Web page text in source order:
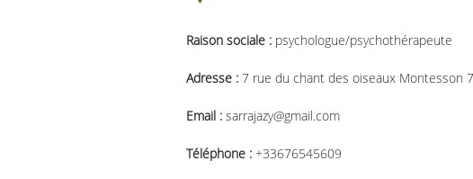
Raison sociale : psychologue/psychothérapeute
Adresse : 7 rue du chant des oiseaux Montesson
Email : sarrajazy@gmail.com
Téléphone : +33676545609